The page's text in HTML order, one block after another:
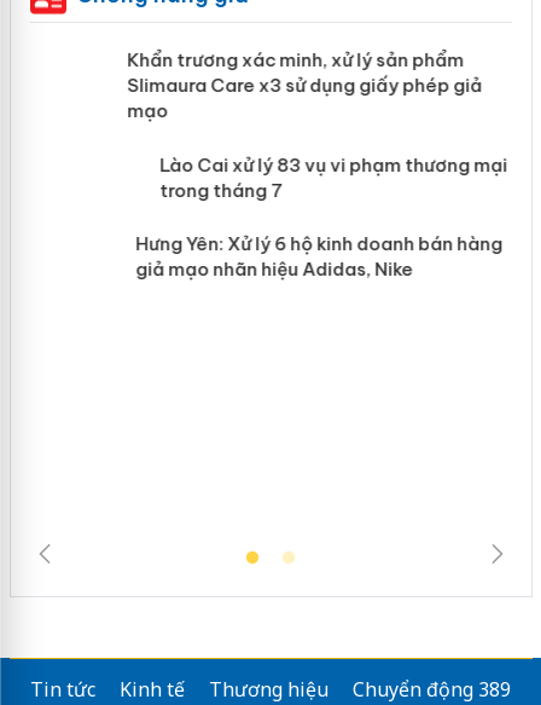
Khẩn trương xác minh, xử lý sản phẩm
Slimaura Care x3 sử dụng giấy phép giả
mạo
Lào Cai xử lý 83 vụ vi phạm thương
mại trong tháng 7
Tin tức Kinh tế Thương hiệu
Chuyển động 389